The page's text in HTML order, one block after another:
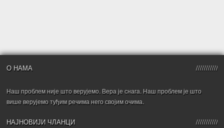
О НАМА
Наш проблем није што верујемо. Вера је снага. Наш проблем је што
више верујемо туђим речима него својим очима.
НАЈНОВИЈИ ЧЛАНЦИ